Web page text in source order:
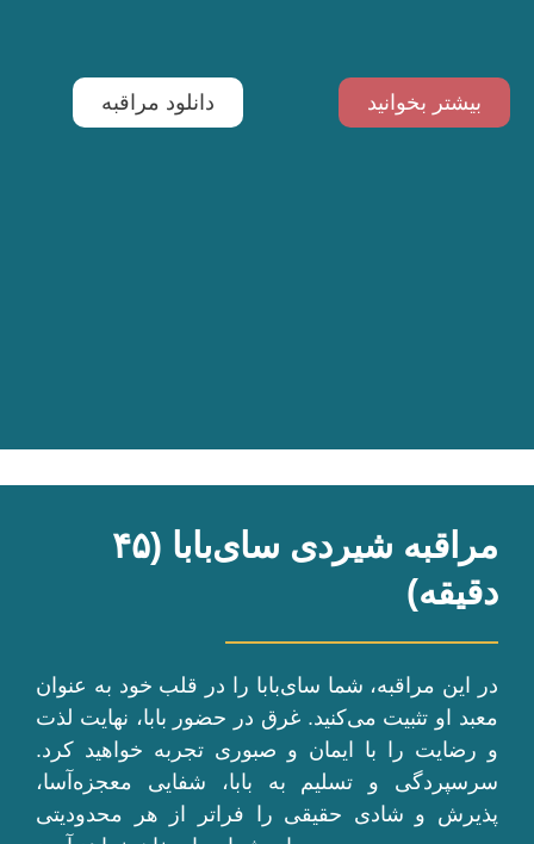
دانلود مراقبه بیشتر بخوانید
مراقبه شیردی سای‌بابا (۴۵
دقیقه)
در این مراقبه، شما سای‌بابا را در قلب خود به عنوان
معبد او تثبیت می‌کنید. غرق در حضور بابا، نهایت لذت
و رضایت را با ایمان و صبوری تجربه خواهید کرد.
سرسپردگی و تسلیم به بابا، شفایی معجزه‌آسا،
پذیرش و شادی حقیقی را فراتر از هر محدودیتی